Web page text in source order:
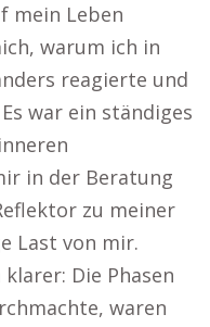
mein Leben
warum ich in
reagierte und
war ein ständiges
in der Beratung
zu meiner
Last von mir.
Die Phasen
waren